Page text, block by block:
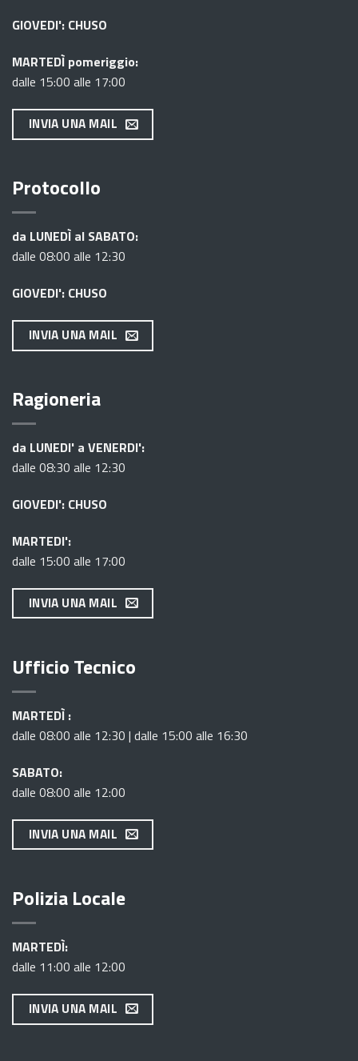
GIOVEDI': CHUSO
MARTEDÌ pomeriggio:
dalle 15:00 alle 17:00
INVIA UNA MAIL
Protocollo
da LUNEDÌ al SABATO:
dalle 08:00 alle 12:30
GIOVEDI': CHUSO
INVIA UNA MAIL
Ragioneria
da LUNEDI' a VENERDI':
dalle 08:30 alle 12:30
GIOVEDI': CHUSO
MARTEDI':
dalle 15:00 alle 17:00
INVIA UNA MAIL
Ufficio Tecnico
MARTEDÌ :
dalle 08:00 alle 12:30 | dalle 15:00 alle 16:30
SABATO:
dalle 08:00 alle 12:00
INVIA UNA MAIL
Polizia Locale
MARTEDÌ:
dalle 11:00 alle 12:00
INVIA UNA MAIL